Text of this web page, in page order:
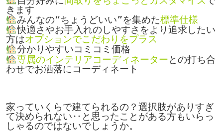
みんなの“ちょうどいい”を集めた
快適さやお手入れのしやすさをより追求したい
方はオプションでこだわりをプラス
専属のインテリアコーディネーターとの打ち合
わせでお洒落にコーディネート
家っていくらで建てられるの？選択肢がありすぎ
て決められない‥と思ったことがある方もいらっ
しゃるのではないでしょうか。